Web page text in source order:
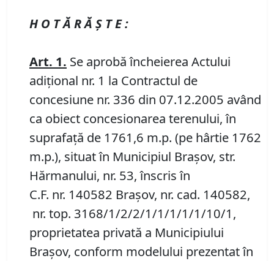
H O T Ă R Ă Ş T E :
Art. 1. Se aprobă încheierea Actului
adiţional nr. 1 la Contractul de
concesiune nr. 336 din 07.12.2005 având
ca obiect concesionarea terenului, în
suprafață de 1761,6 m.p. (pe hârtie 1762
m.p.), situat în Municipiul Brașov, str.
Hărmanului, nr. 53, înscris în
C.F. nr. 140582 Brașov, nr. cad. 140582,
nr. top. 3168/1/2/2/1/1/1/1/1/10/1,
proprietatea privată a Municipiului
Brașov, conform modelului prezentat în